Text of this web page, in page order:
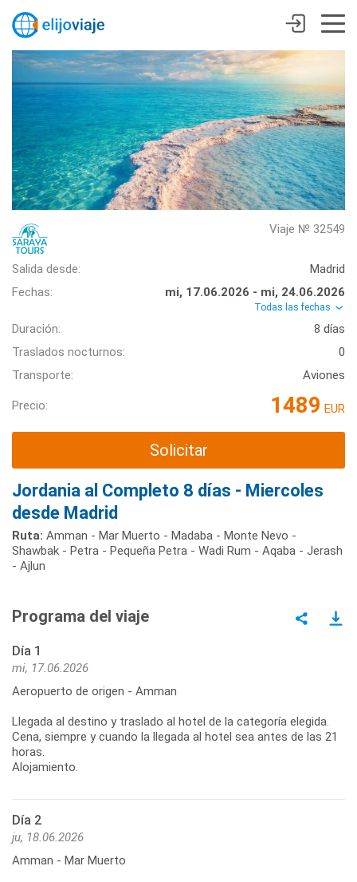
Viaje № 32549
Salida desde:
Madrid
Fechas:
mi, 17.06.2026 - mi, 24.06.2026
Todas las fechas
Duración:
8 días
Traslados nocturnos:
0
Transporte:
Aviones
Precio: 1489 EUR
Solicitar
Jordania al Completo 8 días - Miercoles
desde Madrid
Ruta: Amman - Mar Muerto - Madaba - Monte Nevo -
Shawbak - Petra - Pequeña Petra - Wadi Rum - Aqaba - Jerash
- Ajlun
Programa del viaje
Día 1
mi, 17.06.2026
Aeropuerto de origen - Amman
Llegada al destino y traslado al hotel de la categoría elegida.
Cena, siempre y cuando la llegada al hotel sea antes de las 21
horas.
Alojamiento.
Día 2
ju, 18.06.2026
Amman - Mar Muerto